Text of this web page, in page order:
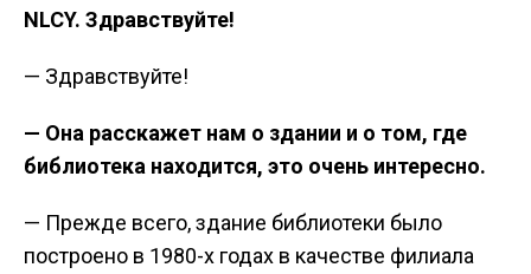
NLCY. Здравствуйте!
— Здравствуйте!
— Она расскажет нам о здании и о том, где
библиотека находится, это очень интересно.
— Прежде всего, здание библиотеки было
построено в 1980-х годах в качестве филиала